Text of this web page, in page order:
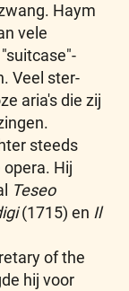
Haym
vele
Veel ster-
aria's die zij
steeds
Hij
Teseo
(1715) en Il
of the
hij voor